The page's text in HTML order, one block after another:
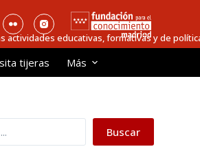
actividades educativas, formativas y de
tijeras Más
Buscar